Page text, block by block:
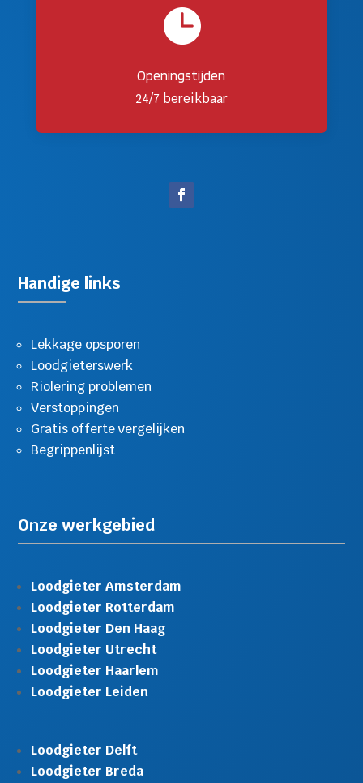

Openingstijden
24/7 bereikbaar
Handige links
Lekkage opsporen
Loodgieterswerk
Riolering problemen
Verstoppingen
Gratis offerte vergelijken
Begrippenlijst
Onze werkgebied
Loodgieter Amsterdam
Loodgieter Rotterdam
Loodgieter Den Haag
Loodgieter Utrecht
Loodgieter Haarlem
Loodgieter Leiden
Loodgieter Delft
Loodgieter Breda